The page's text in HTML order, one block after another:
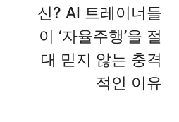
신? AI 트레이너들
이 ‘자율주행’을 절
대 믿지 않는 충격
적인 이유